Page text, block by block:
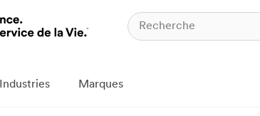
Industries Marques